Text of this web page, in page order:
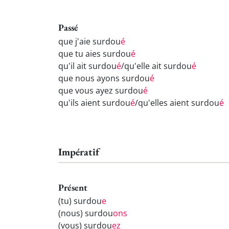
Passé
que j'aie surdoué
que tu aies surdoué
qu'il ait surdoué/qu'elle ait surdoué
que nous ayons surdoué
que vous ayez surdoué
qu'ils aient surdoué/qu'elles aient surdoué
Impératif
Présent
(tu) surdoue
(nous) surdouons
(vous) surdouez